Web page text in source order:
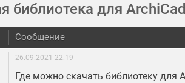
библиотека для
Сообщение
26.09.2021 22:19
Где можно скачать библиотеку для